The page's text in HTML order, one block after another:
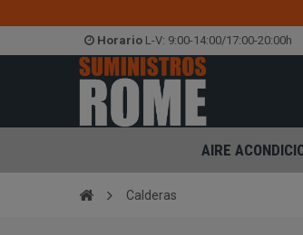
Horario L-V: 9:00-14:00/17:00-20:00h
AIRE
Calderas